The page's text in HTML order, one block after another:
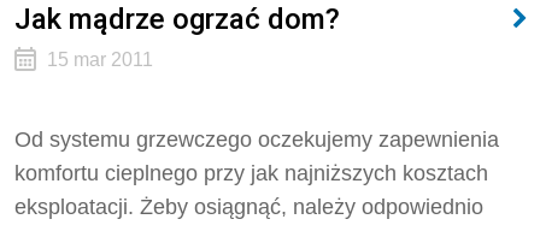
Jak mądrze ogrzać dom?
15 mar 2011
Od systemu grzewczego oczekujemy zapewnienia
komfortu cieplnego przy jak najniższych kosztach
eksploatacji. Żeby osiągnąć, należy odpowiednio